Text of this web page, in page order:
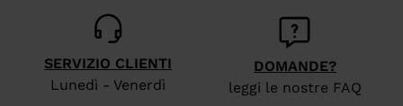
States
SERVIZIO CLIENTI
Lunedì - Venerdì
DOMANDE?
leggi le nostre FAQ